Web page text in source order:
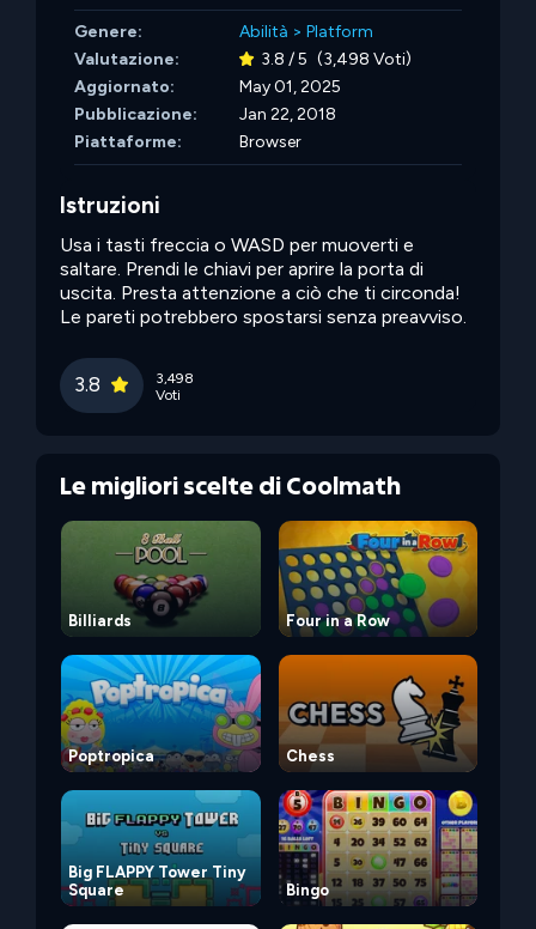
Genere: Abilità > Platform
Valutazione:
3.8 / 5 (3,498 Voti)
Aggiornato:
May 01, 2025
Pubblicazione:
Jan 22, 2018
Piattaforme:
Browser
Istruzioni
Usa i tasti freccia o WASD per muoverti e
saltare. Prendi le chiavi per aprire la porta di
uscita. Presta attenzione a ciò che ti circonda!
Le pareti potrebbero spostarsi senza preavviso.
3.8
3,498
Voti
Le migliori scelte di Coolmath
Billiards Four in a Row
Poptropica Chess
Big FLAPPY Tower Tiny
Square
Bingo